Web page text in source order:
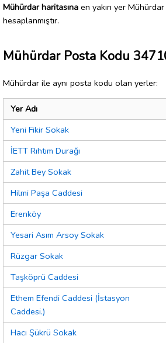
Mühürdar haritasına en yakın yer
hesaplanmıştır.
Mühürdar Posta Kodu
Mühürdar ile aynı posta kodu olan yerler:
Yer Adı
Yeni Fikir Sokak
İETT Rıhtım Durağı
Zahit Bey Sokak
Hilmi Paşa Caddesi
Erenköy
Yesari Asım Arsoy Sokak
Rüzgar Sokak
Taşköprü Caddesi
Ethem Efendi Caddesi (İstasyon
Caddesi.)
Hacı Şükrü Sokak